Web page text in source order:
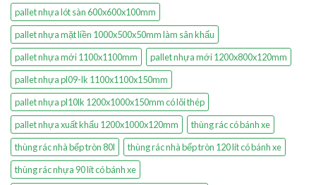
pallet nhựa lót sàn 600x600x100mm
pallet nhựa mặt liền 1000x500x50mm làm sân khấu
pallet nhựa mới 1100x1100mm
pallet nhựa mới 1200x800x120mm
pallet nhựa pl09-lk 1100x1100x150mm
pallet nhựa pl10lk 1200x1000x150mm có lõi thép
pallet nhựa xuất khẩu 1200x1000x120mm
thùng rác có bánh xe
thùng rác nhà bếp tròn 80l
thùng rác nhà bếp tròn 120 lít có bánh xe
thùng rác nhựa 90 lít có bánh xe